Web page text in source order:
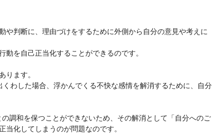
判断に、理由づけをするために外側から自分の意見や考えに
を自己正当化することができるのです。
ります。
わした場合、浮かんでくる不快な感情を解消するために、自分
調和を保つことができないため、その解消として「自分へのご
化してしまうのが問題なのです。